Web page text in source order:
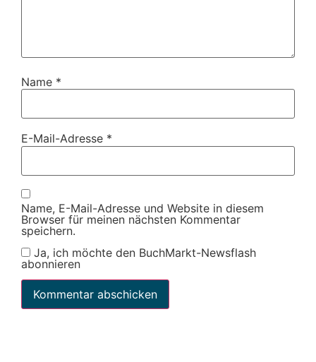
Name *
E-Mail-Adresse *
Name, E-Mail-Adresse und Website in diesem
Browser für meinen nächsten Kommentar
speichern.
Ja, ich möchte den BuchMarkt-Newsflash
abonnieren